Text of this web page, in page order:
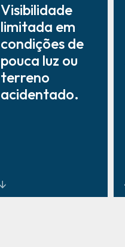
Visibilidade
limitada em
condições de
pouca luz ou
terreno
acidentado.